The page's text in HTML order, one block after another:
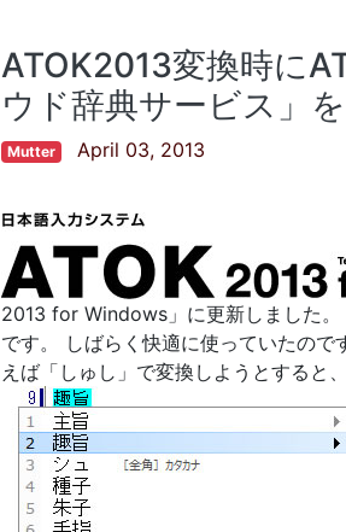
ATOK2013変換時に
ウド辞典サービス」
Mutter April 03, 2013
2013 for Windows」に更新しました
です。 しばらく快適に使っていたの
えば「しゅし」で変換しようとすると